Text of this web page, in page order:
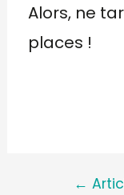
Alors, ne
places !
←